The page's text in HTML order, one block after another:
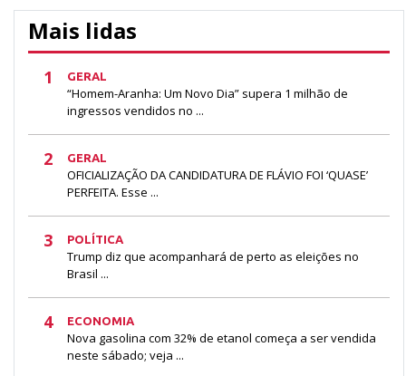
Mais lidas
1 GERAL
“Homem-Aranha: Um Novo Dia” supera 1 milhão de
ingressos vendidos no ...
2 GERAL
OFICIALIZAÇÃO DA CANDIDATURA DE FLÁVIO FOI ‘QUASE’
PERFEITA. Esse ...
3 POLÍTICA
Trump diz que acompanhará de perto as eleições no
Brasil ...
4 ECONOMIA
Nova gasolina com 32% de etanol começa a ser vendida
neste sábado; veja ...